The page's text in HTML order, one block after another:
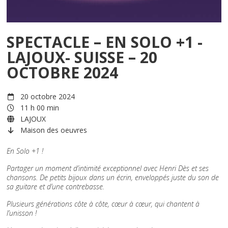
SPECTACLE – EN SOLO +1 -
LAJOUX- SUISSE – 20
OCTOBRE 2024
20 octobre 2024
11 h 00 min
LAJOUX
Maison des oeuvres
En Solo +1 !
Partager un moment d’intimité exceptionnel avec Henri Dès et ses
chansons. De petits bijoux dans un écrin, enveloppés juste du son de
sa guitare et d’une contrebasse.
Plusieurs générations côte à côte, cœur à cœur, qui chantent à
l’unisson !